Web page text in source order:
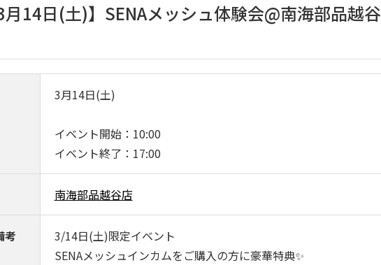
月14日(土)】SENAメッシュ体験会@南海部品越谷
3月14日(土)
イベント開始：10:00
イベント終了：17:00
南海部品越谷店
考
3/14日(土)限定イベント
SENAメッシュインカムをご購入の方に豪華特典✨